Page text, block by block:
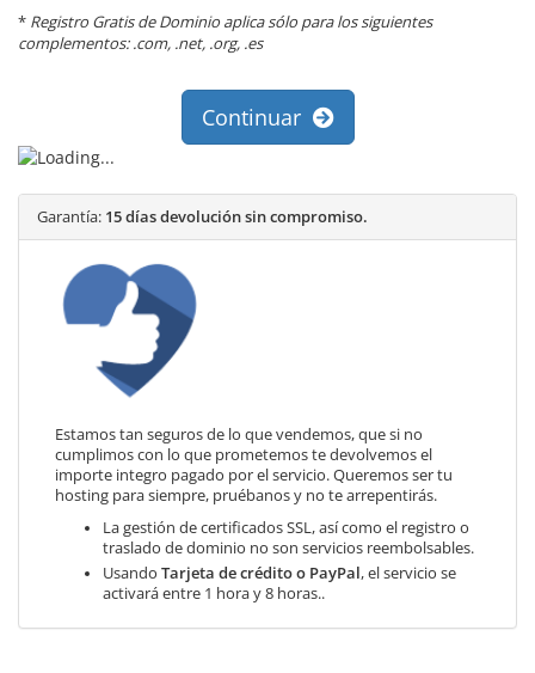
* Registro Gratis de Dominio aplica sólo para los siguientes
complementos: .com, .net, .org, .es
Continuar
Garantía: 15 días devolución sin compromiso.
Estamos tan seguros de lo que vendemos, que si no
cumplimos con lo que prometemos te devolvemos el
importe integro pagado por el servicio. Queremos ser tu
hosting para siempre, pruébanos y no te arrepentirás.
La gestión de certificados SSL, así como el registro o
traslado de dominio no son servicios reembolsables.
Usando Tarjeta de crédito o PayPal, el servicio se
activará entre 1 hora y 8 horas..